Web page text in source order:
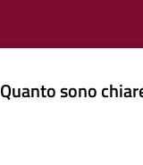
Quanto sono